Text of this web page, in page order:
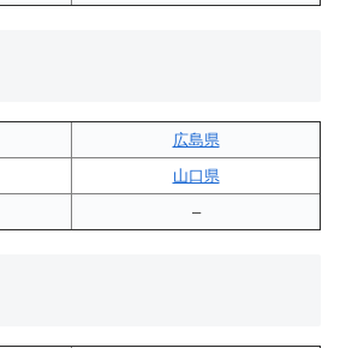
広島県
山口県
–